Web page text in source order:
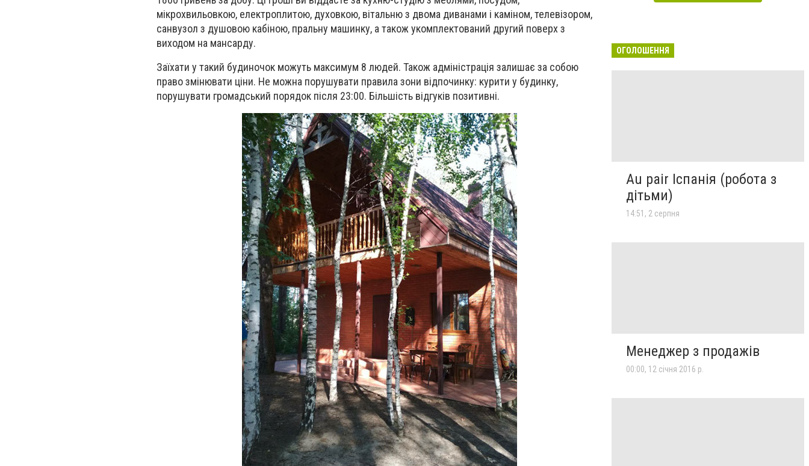
мікрохвильовкою, електроплитою, духовкою, вітальню з двома диванами і каміном, телевізором,
санвузол з душовою кабіною, пральну машинку, а також укомплектований другий поверх з
виходом на мансарду.
Заїхати у такий будиночок можуть максимум 8 людей. Також адміністрація залишає за собою
право змінювати ціни. Не можна порушувати правила зони відпочинку: курити у будинку,
порушувати громадський порядок після 23:00. Більшість відгуків позитивні.
ОГОЛОШЕННЯ
Au pair Іспанія (робота з
дітьми)
14:51, 2 серпня
Менеджер з продажів
00:00, 12 січня 2016 р.